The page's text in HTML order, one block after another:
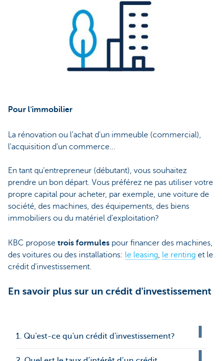
Pour l'immobilier
La rénovation ou l'achat d'un immeuble (commercial),
l'acquisition d'un commerce...
En tant qu'entrepreneur (débutant), vous souhaitez
prendre un bon départ. Vous préférez ne pas utiliser votre
propre capital pour acheter, par exemple, une voiture de
société, des machines, des équipements, des biens
immobiliers ou du matériel d'exploitation?
KBC propose trois formules pour financer des machines,
des voitures ou des installations: le leasing, le renting et le
crédit d'investissement.
En savoir plus sur un crédit d'investissement
1. Qu'est-ce qu'un crédit d'investissement?